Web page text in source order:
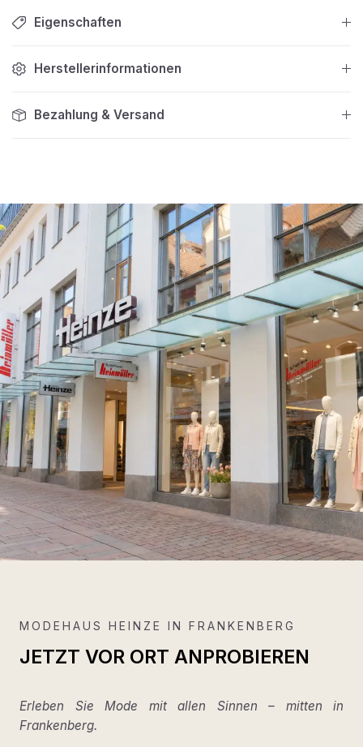
Eigenschaften
Herstellerinformationen
Bezahlung & Versand
MODEHAUS HEINZE IN FRANKENBERG
JETZT VOR ORT ANPROBIEREN
Erleben Sie Mode mit allen Sinnen – mitten in
Frankenberg.